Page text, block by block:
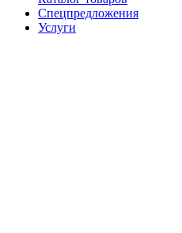
Спецпредложения
Услуги